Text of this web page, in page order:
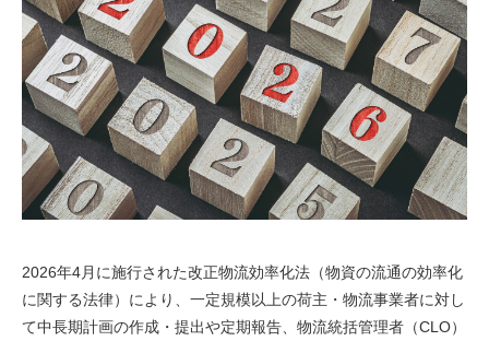
2026年4月に施行された改正物流効率化法（物資の流通の効率化
に関する法律）により、一定規模以上の荷主・物流事業者に対し
て中長期計画の作成・提出や定期報告、物流統括管理者（CLO）